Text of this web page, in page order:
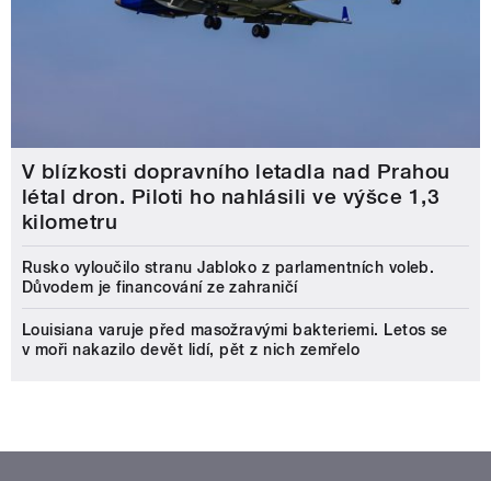
V blízkosti dopravního letadla nad Prahou
létal dron. Piloti ho nahlásili ve výšce 1,3
kilometru
Rusko vyloučilo stranu Jabloko z parlamentních voleb.
Důvodem je financování ze zahraničí
Louisiana varuje před masožravými bakteriemi. Letos se
v moři nakazilo devět lidí, pět z nich zemřelo